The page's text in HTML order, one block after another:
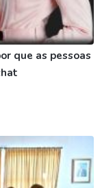
que as pessoas